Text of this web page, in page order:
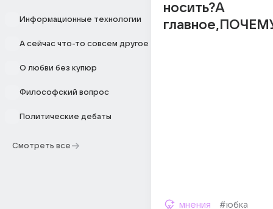
Информационные технологии
А сейчас что-то совсем другое
О любви без купюр
Философский вопрос
Политические дебаты
Смотреть все
носить?А
мнения #юбка